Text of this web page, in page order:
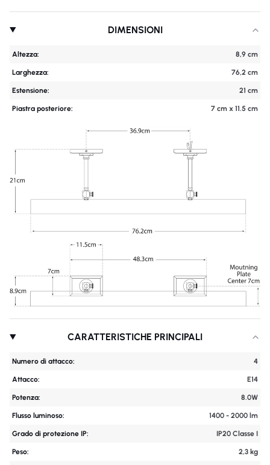
DIMENSIONI
Altezza: 8,9 cm
Larghezza: 76,2 cm
Estensione: 21 cm
Piastra posteriore: 7 cm x 11.5 cm
CARATTERISTICHE PRINCIPALI
Numero di attacco: 4
Attacco: E14
Potenza: 8.0W
Flusso luminoso: 1400 - 2000 lm
Grado di protezione IP: IP20 Classe I
Peso: 2,3 kg